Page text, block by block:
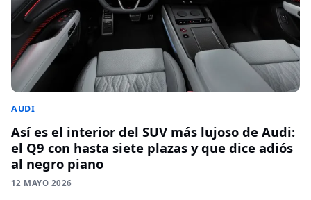
AUDI
Así es el interior del SUV más lujoso de Audi:
el Q9 con hasta siete plazas y que dice adiós
al negro piano
12 MAYO 2026